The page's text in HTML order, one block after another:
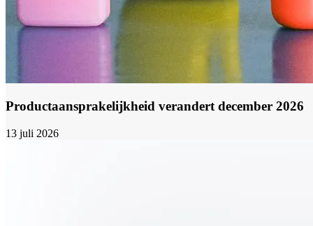
Productaansprakelijkheid verandert december 2026
13 juli 2026